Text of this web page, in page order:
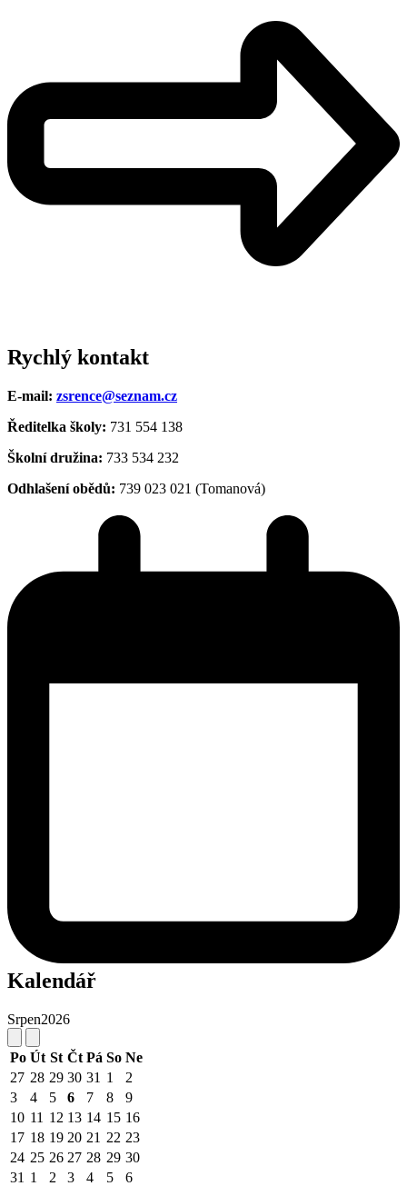
Rychlý kontakt
E-mail: zsrence@seznam.cz
Ředitelka školy: 731 554 138
Školní družina: 733 534 232
Odhlašení obědů: 739 023 021 (Tomanová)
Kalendář
Srpen2026
Po Út St Čt Pá So Ne
27 28 29 30 31 1
2
3
4 5 6 7 8
9
10 11 12 13 14 15 16
17 18 19 20 21 22 23
24 25 26 27 28 29 30
31 1 2 3 4 5 6